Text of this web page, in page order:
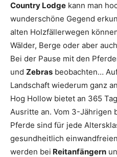
Country Lodge kann man
wunderschöne Gegend
alten Holzfällerwegen
Wälder, Berge oder aber
Bei der Pause mit den
und Zebras beobachten…
Landschaft wiederum ganz
Hog Hollow bietet an 365
Ausritte an. Vom 3-Jährigen
Pferde sind für jede
gesundheitlich
werden bei Reitanfängern